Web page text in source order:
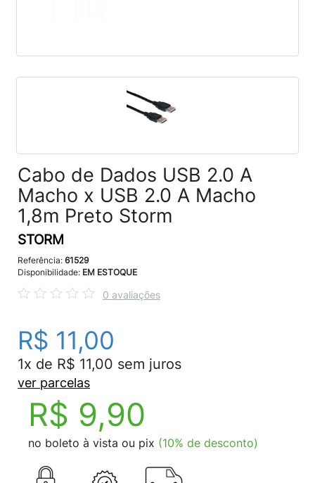
Cabo de Dados USB 2.0 A
Macho x USB 2.0 A Macho
1,8m Preto Storm
STORM
Referência: 61529
Disponibilidade: EM ESTOQUE
0 avaliações
R$ 11,00
1x de R$ 11,00 sem juros
ver parcelas
R$ 9,90
no boleto à vista ou pix (10% de desconto)